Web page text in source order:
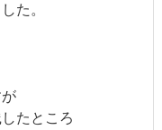
た。
たところ